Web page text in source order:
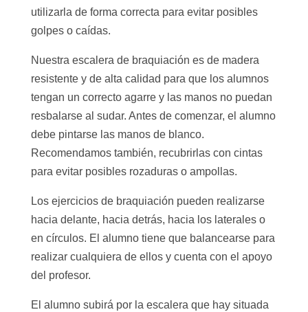
utilizarla de forma correcta para evitar posibles
golpes o caídas.
Nuestra escalera de braquiación es de madera
resistente y de alta calidad para que los alumnos
tengan un correcto agarre y las manos no puedan
resbalarse al sudar. Antes de comenzar, el alumno
debe pintarse las manos de blanco.
Recomendamos también, recubrirlas con cintas
para evitar posibles rozaduras o ampollas.
Los ejercicios de braquiación pueden realizarse
hacia delante, hacia detrás, hacia los laterales o
en círculos. El alumno tiene que balancearse para
realizar cualquiera de ellos y cuenta con el apoyo
del profesor.
El alumno subirá por la escalera que hay situada